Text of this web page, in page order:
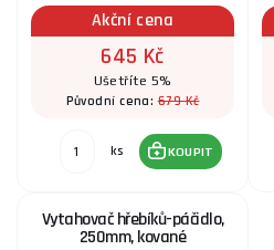
Akční cena
645 Kč
Ušetříte 5%
Původní cena:679 Kč
ks KOUPIT
Vytahovač hřebíků-páčidlo,
250mm, kované